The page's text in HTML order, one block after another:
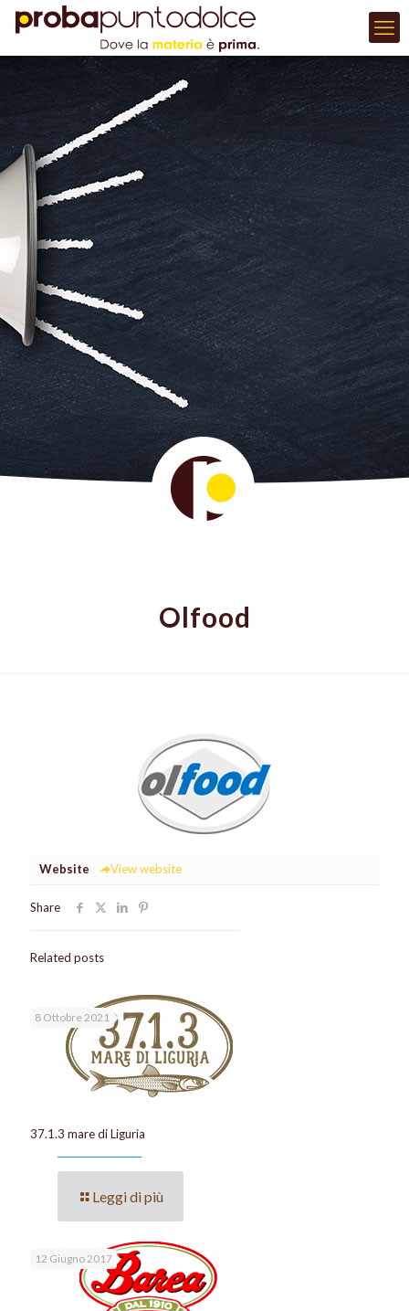
Olfood
Website View website
Share
Related posts
8 Ottobre 2021
37.1.3 mare di Liguria
Leggi di più
12 Giugno 2017